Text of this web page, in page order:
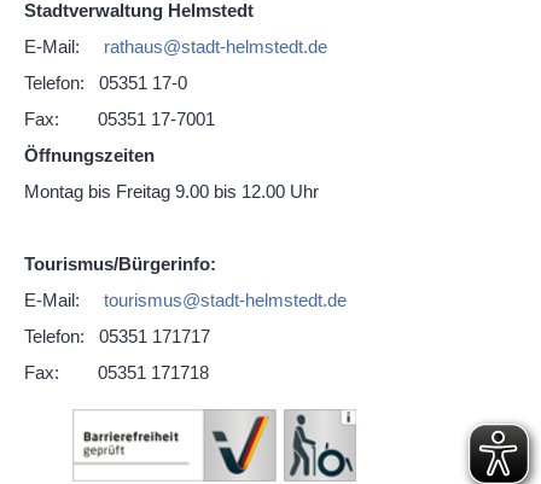
Stadtverwaltung Helmstedt
E-Mail: rathaus@stadt-helmstedt.de
Telefon: 05351 17-0
Fax: 05351 17-7001
Öffnungszeiten
Montag bis Freitag 9.00 bis 12.00 Uhr
Tourismus/Bürgerinfo:
E-Mail: tourismus@stadt-helmstedt.de
Telefon: 05351 171717
Fax: 05351 171718